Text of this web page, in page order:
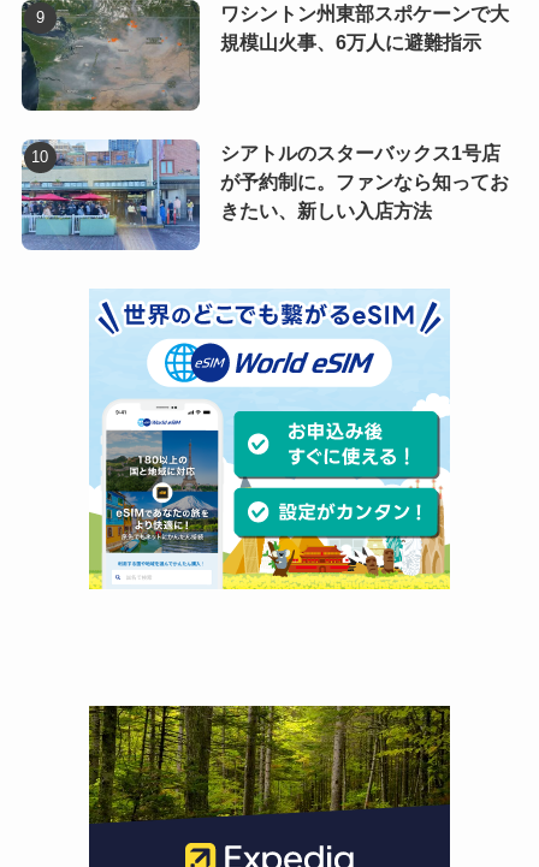
ワシントン州東部スポケーンで大
規模山火事、6万人に避難指示
シアトルのスターバックス1号店
が予約制に。ファンなら知ってお
きたい、新しい入店方法